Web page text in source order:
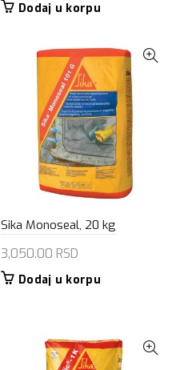
Dodaj u korpu
Sika Monoseal, 20 kg
3,050.00 RSD
Dodaj u korpu